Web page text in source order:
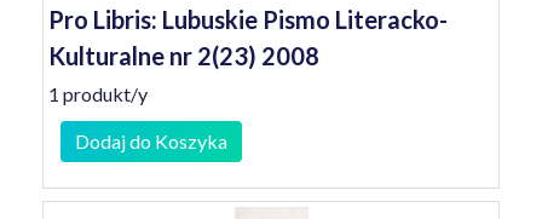
Pro Libris: Lubuskie Pismo Literacko-
Kulturalne nr 2(23) 2008
1 produkt/y
Dodaj do Koszyka